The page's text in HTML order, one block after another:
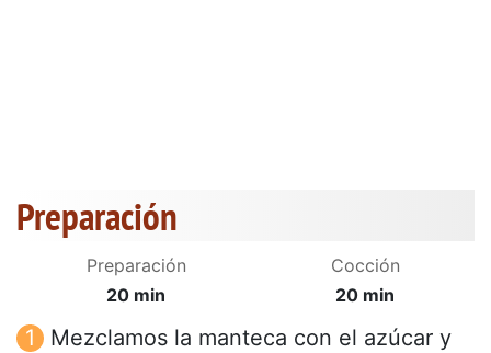
Preparación
Preparación
20 min
Cocción
20 min
Mezclamos la manteca con el azúcar y